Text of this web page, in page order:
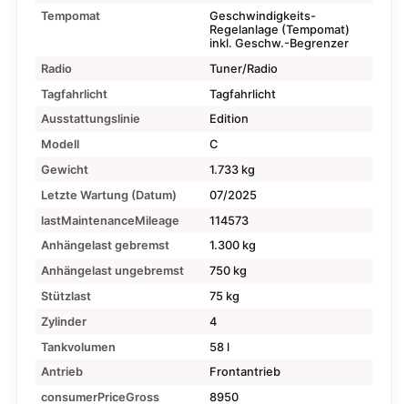
Tempomat
Geschwindigkeits-
Regelanlage (Tempomat)
inkl. Geschw.-Begrenzer
Radio
Tuner/Radio
Tagfahrlicht
Tagfahrlicht
Ausstattungslinie
Edition
Modell
C
Gewicht
1.733 kg
Letzte Wartung (Datum)
07/2025
lastMaintenanceMileage
114573
Anhängelast gebremst
1.300 kg
Anhängelast ungebremst
750 kg
Stützlast
75 kg
Zylinder
4
Tankvolumen
58 l
Antrieb
Frontantrieb
consumerPriceGross
8950